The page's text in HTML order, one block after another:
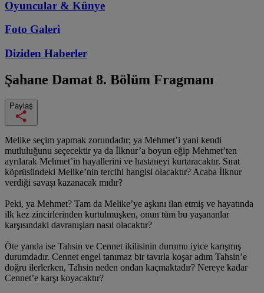
Oyuncular & Künye
Foto Galeri
Diziden Haberler
Şahane Damat 8. Bölüm Fragmanı
Paylaş
Melike seçim yapmak zorundadır; ya Mehmet’i yani kendi
mutluluğunu seçecektir ya da İlknur’a boyun eğip Mehmet’ten
ayrılarak Mehmet’in hayallerini ve hastaneyi kurtaracaktır. Sırat
köprüsündeki Melike’nin tercihi hangisi olacaktır? Acaba İlknur
verdiği savaşı kazanacak mıdır?
Peki, ya Mehmet? Tam da Melike’ye aşkını ilan etmiş ve hayatında
ilk kez zincirlerinden kurtulmuşken, onun tüm bu yaşananlar
karşısındaki davranışları nasıl olacaktır?
Öte yanda ise Tahsin ve Cennet ikilisinin durumu iyice karışmış
durumdadır. Cennet engel tanımaz bir tavırla koşar adım Tahsin’e
doğru ilerlerken, Tahsin neden ondan kaçmaktadır? Nereye kadar
Cennet’e karşı koyacaktır?